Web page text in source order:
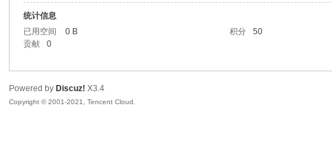
uz!
统计信息
已用空间
0 B 积分 50
贡献
0
Powered by Discuz! X3.4
Copyright © 2001-2021, Tencent Cloud.